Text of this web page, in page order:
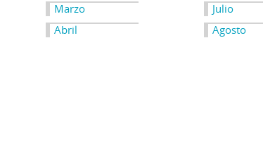
Marzo
Abril
Julio
Agosto